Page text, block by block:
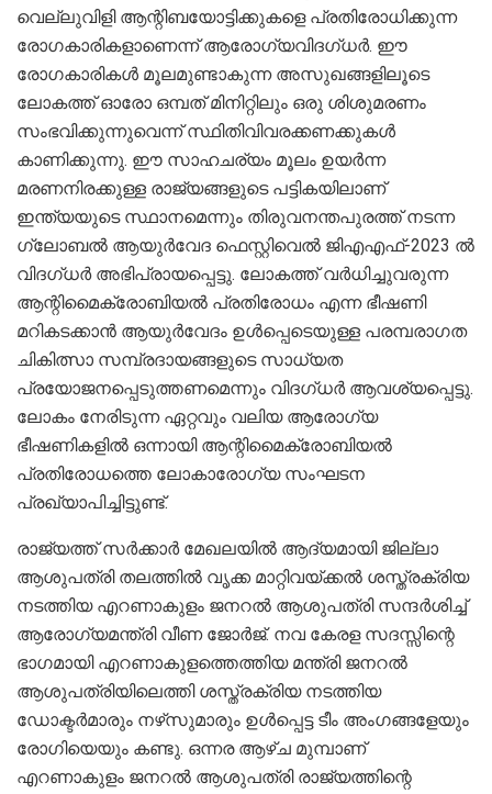
വെല്ലുവിളി ആന്റിബയോട്ടിക്കുകളെ പ്രതിരോധിക്കുന്ന
രോഗകാരികളാണെന്ന് ആരോഗ്യവിദഗ്ധര്‍. ഈ
രോഗകാരികള്‍ മൂലമുണ്ടാകുന്ന അസുഖങ്ങളിലൂടെ
ലോകത്ത് ഓരോ ഒമ്പത് മിനിറ്റിലും ഒരു ശിശുമരണം
സംഭവിക്കുന്നുവെന്ന് സ്ഥിതിവിവരക്കണക്കുകള്‍
കാണിക്കുന്നു. ഈ സാഹചര്യം മൂലം ഉയര്‍ന്ന
മരണനിരക്കുള്ള രാജ്യങ്ങളുടെ പട്ടികയിലാണ്
ഇന്ത്യയുടെ സ്ഥാനമെന്നും തിരുവനന്തപുരത്ത് നടന്ന
ഗ്ലോബല്‍ ആയുര്‍വേദ ഫെസ്റ്റിവെല്‍ ജിഎഎഫ്-2023 ല്‍
വിദഗ്ധര്‍ അഭിപ്രായപ്പെട്ടു. ലോകത്ത് വര്‍ധിച്ചുവരുന്ന
ആന്റിമൈക്രോബിയല്‍ പ്രതിരോധം എന്ന ഭീഷണി
മറികടക്കാന്‍ ആയുര്‍വേദം ഉള്‍പ്പെടെയുള്ള പരമ്പരാഗത
ചികിത്സാ സമ്പ്രദായങ്ങളുടെ സാധ്യത
പ്രയോജനപ്പെടുത്തണമെന്നും വിദഗ്ധര്‍ ആവശ്യപ്പെട്ടു.
ലോകം നേരിടുന്ന ഏറ്റവും വലിയ ആരോഗ്യ
ഭീഷണികളില്‍ ഒന്നായി ആന്റിമൈക്രോബിയല്‍
പ്രതിരോധത്തെ ലോകാരോഗ്യ സംഘടന
പ്രഖ്യാപിച്ചിട്ടുണ്ട്.
രാജ്യത്ത് സര്‍ക്കാര്‍ മേഖലയില്‍ ആദ്യമായി ജില്ലാ
ആശുപത്രി തലത്തില്‍ വൃക്ക മാറ്റിവയ്ക്കല്‍ ശസ്ത്രക്രിയ
നടത്തിയ എറണാകുളം ജനറല്‍ ആശുപത്രി സന്ദര്‍ശിച്ച്
ആരോഗ്യമന്ത്രി വീണ ജോര്‍ജ്. നവ കേരള സദസ്സിന്റെ
ഭാഗമായി എറണാകുളത്തെത്തിയ മന്ത്രി ജനറല്‍
ആശുപത്രിയിലെത്തി ശസ്ത്രക്രിയ നടത്തിയ
ഡോക്ടര്‍മാരും നഴ്‌സുമാരും ഉള്‍പ്പെട്ട ടീം അംഗങ്ങളേയും
രോഗിയെയും കണ്ടു. ഒന്നര ആഴ്ച മുമ്പാണ്
എറണാകുളം ജനറല്‍ ആശുപത്രി രാജ്യത്തിന്റെ